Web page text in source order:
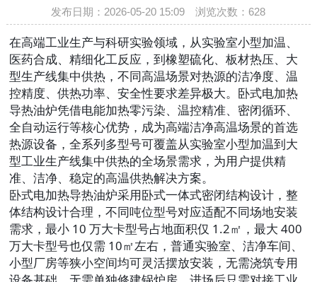
发布日期：2026-05-20 15:09 浏览次数： 628
在高端工业生产与科研实验领域，从实验室小型加温、
医药合成、精细化工反应，到橡塑硫化、板材热压、大
型生产线集中供热，不同高温场景对热源的洁净度、温
控精度、供热功率、安全性要求差异极大。卧式电加热
导热油炉凭借电能加热零污染、温控精准、密闭循环、
全自动运行等核心优势，成为高端洁净高温场景的首选
热源设备，全系列多型号可覆盖从实验室小型加温到大
型工业生产线集中供热的全场景需求，为用户提供精
准、洁净、稳定的高温供热解决方案。
卧式电加热导热油炉采用卧式一体式密闭结构设计，整
体结构设计合理，不同吨位型号对应适配不同场地安装
需求，最小 10 万大卡型号占地面积仅 1.2㎡，最大 400
万大卡型号也仅需 10㎡左右，普通实验室、洁净车间、
小型厂房等狭小空间均可灵活摆放安装，无需浇筑专用